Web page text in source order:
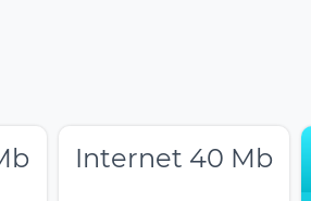
Internet 40 Mb